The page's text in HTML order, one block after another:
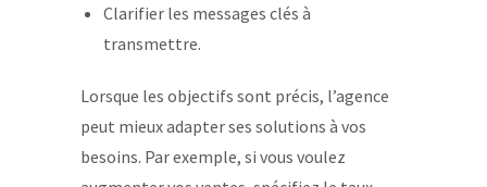
Clarifier les messages clés à
transmettre.
Lorsque les objectifs sont précis, l’agence
peut mieux adapter ses solutions à vos
besoins. Par exemple, si vous voulez